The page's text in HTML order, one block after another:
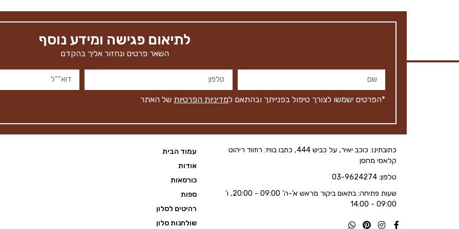
לתיאום פגישה ומידע נוסף
השאר פרטים ונחזור אליך בהקדם
*הפרטים ישמשו לצורך טיפול בפנייתך ובהתאם למדיניות הפרטיות של האתר
כתובתינו: כוכב יאיר, על כביש 444, כתבו בוויז: רוזווד ריהוט
קלאסי מחסן
טלפון: 03-9624274
שעות פתיחה: בתאום ביקור מראש א'-ה' 09:00 - 20:00, ו'
09:00 - 14:00
עמוד הבית
אודות
כורסאות
ספות
רהיטים לסלון
שולחנות סלון